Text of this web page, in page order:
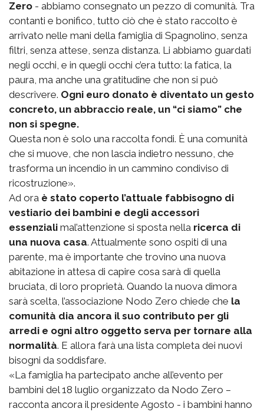
Zero - abbiamo consegnato un pezzo di comunità. Tra
contanti e bonifico, tutto ciò che è stato raccolto è
arrivato nelle mani della famiglia di Spagnolino, senza
filtri, senza attese, senza distanza. Li abbiamo guardati
negli occhi, e in quegli occhi c’era tutto: la fatica, la
paura, ma anche una gratitudine che non si può
descrivere. Ogni euro donato è diventato un gesto
concreto, un abbraccio reale, un “ci siamo” che
non si spegne.
Questa non è solo una raccolta fondi. È una comunità
che si muove, che non lascia indietro nessuno, che
trasforma un incendio in un cammino condiviso di
ricostruzione».
Ad ora è stato coperto l’attuale fabbisogno di
vestiario dei bambini e degli accessori
essenziali mal’attenzione si sposta nella ricerca di
una nuova casa. Attualmente sono ospiti di una
parente, ma è importante che trovino una nuova
abitazione in attesa di capire cosa sarà di quella
bruciata, di loro proprietà. Quando la nuova dimora
sarà scelta, l’associazione Nodo Zero chiede che la
comunità dia ancora il suo contributo per gli
arredi e ogni altro oggetto serva per tornare alla
normalità. E allora farà una lista completa dei nuovi
bisogni da soddisfare.
«La famiglia ha partecipato anche all’evento per
bambini del 18 luglio organizzato da Nodo Zero –
racconta ancora il presidente Agosto - i bambini hanno